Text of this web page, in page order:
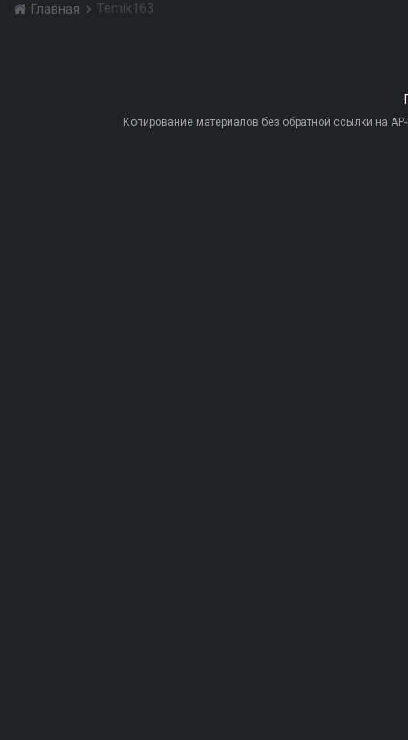
Главная Temik163
Копирование материалов без обратной ссылки на